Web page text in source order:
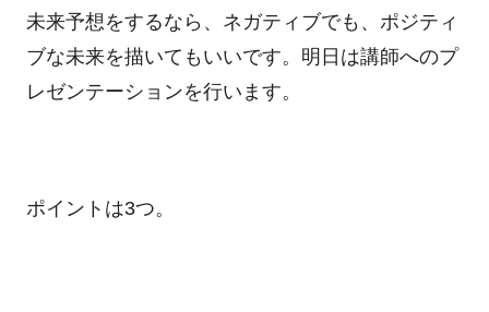
未来予想をするなら、ネガティブでも、ポジティ
ブな未来を描いてもいいです。明日は講師へのプ
レゼンテーションを行います。
ポイントは3つ。